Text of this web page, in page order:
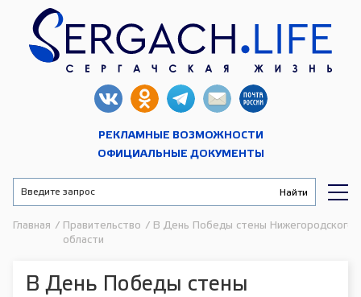
РЕКЛАМНЫЕ ВОЗМОЖНОСТИ
ОФИЦИАЛЬНЫЕ ДОКУМЕНТЫ
Главная /
Правительство
области
/ В День Победы стены Нижегородского
В День Победы стены